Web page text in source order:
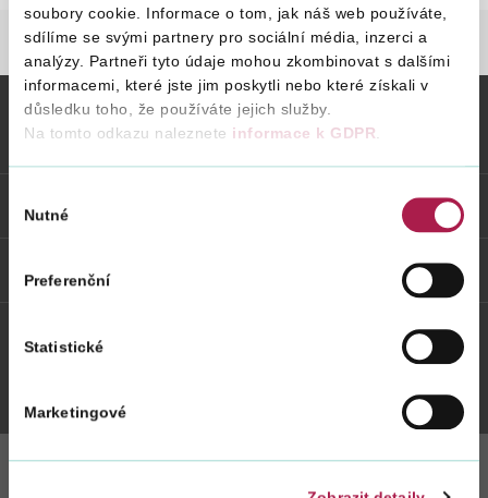
soubory cookie. Informace o tom, jak náš web používáte,
sdílíme se svými partnery pro sociální média, inzerci a
analýzy. Partneři tyto údaje mohou zkombinovat s dalšími
informacemi, které jste jim poskytli nebo které získali v
důsledku toho, že používáte jejich služby.
Na tomto odkazu naleznete informace k GDPR.
souhlasu
Nutné
Preferenční
Statistické
Marketingové
Vyhledat na webu
STRÁNKA NENALEZENA
Vybrané informace
Odkazy
Weby FS
Instagram